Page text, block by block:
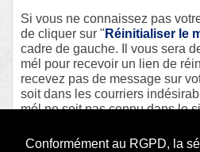
Conformément au RGPD, la
Si vous ne connaissez pas
de cliquer sur " Réinitialiser le
cadre de gauche. Il vous sera
mél pour recevoir un lien de
recevez pas de message sur
soit dans les courriers
mél ne soit pas connu dans le